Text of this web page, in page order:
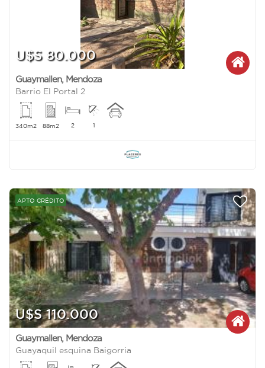
U$S 80.000
Guaymallen, Mendoza
Barrio El Portal 2
340m2 88m2 2 1
APTO CRÉDITO
U$S 110.000
Guaymallen, Mendoza
Guayaquil esquina Baigorria